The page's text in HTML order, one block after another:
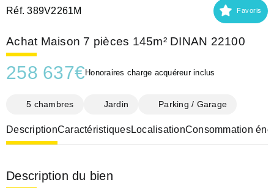
Réf. 389V2261M Favoris
Achat Maison 7 pièces 145m² DINAN 22100
258 637€ Honoraires charge acquéreur inclus
5 chambres Jardin Parking / Garage
DescriptionCaractéristiquesLocalisationConsommation
Description du bien